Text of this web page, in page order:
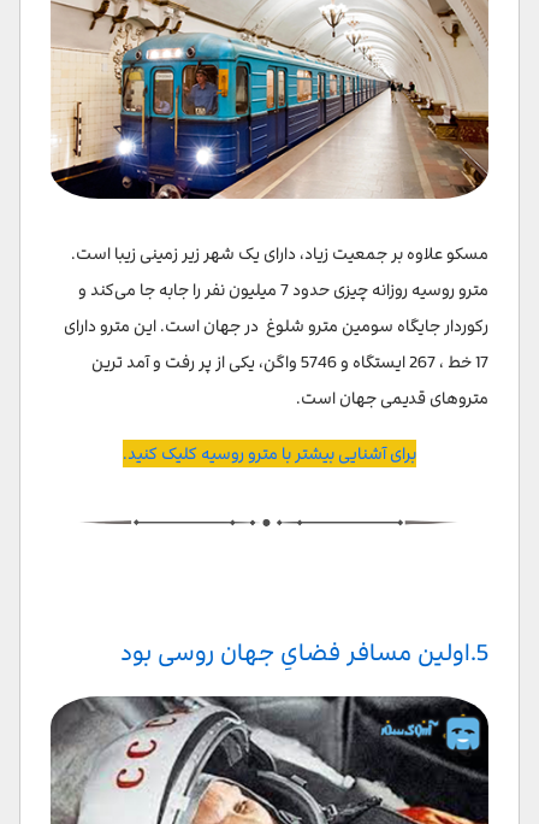
مسکو علاوه بر جمعیت زیاد، دارای یک شهر زیر زمینی زیبا است.
مترو روسیه روزانه چیزی حدود 7 میلیون نفر را جابه جا می‌کند و
رکوردار جایگاه سومین مترو شلوغ در جهان است. این مترو دارای
17 خط ، 267 ایستگاه و 5746 واگن، یکی از پر رفت و آمد ترین
متروهای قدیمی جهان است.
برای آشنایی بیشتر با مترو روسیه کلیک کنید.
5.اولین مسافر فضایِ جهان روسی بود